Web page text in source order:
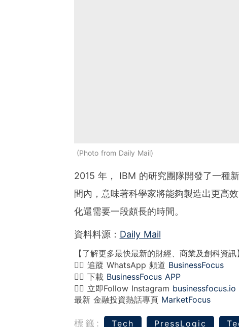
Photo from Daily Mail
2015 年， IBM 的研究團隊開發了一種
間內，意味著科學家將能夠製造出更高
化還需要一段頗長的時間。
資料料源： Daily Mail
【了解更多最快最新的財經、商業及創科資訊】
👉🏻 追蹤 WhatsApp 頻道 BusinessFocus
👉🏻 下載 BusinessFocus APP
👉🏻 立即Follow Instagram businessfocus.io
最新 金融投資熱話專頁 MarketFocus
標籤: Tech ‪‎PressLogic‬